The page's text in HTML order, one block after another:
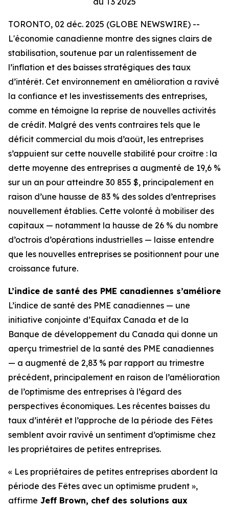
TORONTO, 02 déc. 2025 (GLOBE NEWSWIRE) --
L'économie canadienne montre des signes clairs de
stabilisation, soutenue par un ralentissement de
l’inflation et des baisses stratégiques des taux
d’intérêt. Cet environnement en amélioration a ravivé
la confiance et les investissements des entreprises,
comme en témoigne la reprise de nouvelles activités
de crédit. Malgré des vents contraires tels que le
déficit commercial du mois d’août, les entreprises
s’appuient sur cette nouvelle stabilité pour croître : la
dette moyenne des entreprises a augmenté de 19,6 %
sur un an pour atteindre 30 855 $, principalement en
raison d’une hausse de 83 % des soldes d’entreprises
nouvellement établies. Cette volonté à mobiliser des
capitaux — notamment la hausse de 26 % du nombre
d’octrois d’opérations industrielles — laisse entendre
que les nouvelles entreprises se positionnent pour une
croissance future.
L’indice de santé des PME canadiennes s’améliore
L’indice de santé des PME canadiennes — une
initiative conjointe d’Equifax Canada et de la
Banque de développement du Canada qui donne un
aperçu trimestriel de la santé des PME canadiennes
— a augmenté de 2,83 % par rapport au trimestre
précédent, principalement en raison de l’amélioration
de l’optimisme des entreprises à l’égard des
perspectives économiques. Les récentes baisses du
taux d’intérêt et l’approche de la période des Fêtes
semblent avoir ravivé un sentiment d’optimisme chez
les propriétaires de petites entreprises.
« Les propriétaires de petites entreprises abordent la
période des Fêtes avec un optimisme prudent »,
affirme Jeff Brown, chef des solutions aux